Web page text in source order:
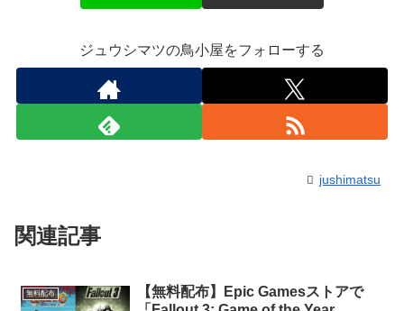
ジュウシマツの鳥小屋をフォローする
jushimatsu
関連記事
無料配布
【無料配布】Epic Gamesストアで